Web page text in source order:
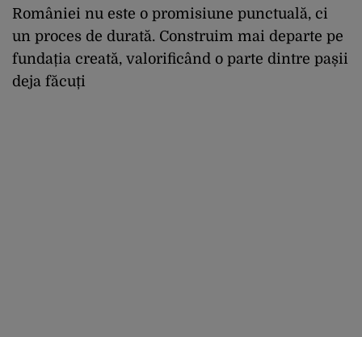
României nu este o promisiune punctuală, ci
un proces de durată. Construim mai departe pe
fundația creată, valorificând o parte dintre pașii
deja făcuți